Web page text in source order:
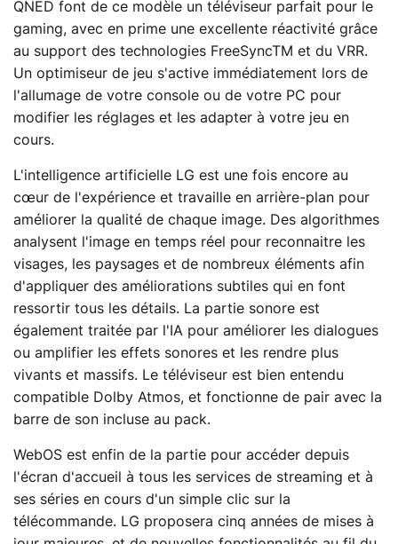
QNED font de ce modèle un téléviseur parfait pour le
gaming, avec en prime une excellente réactivité grâce
au support des technologies FreeSyncTM et du VRR.
Un optimiseur de jeu s'active immédiatement lors de
l'allumage de votre console ou de votre PC pour
modifier les réglages et les adapter à votre jeu en
cours.
L'intelligence artificielle LG est une fois encore au
cœur de l'expérience et travaille en arrière-plan pour
améliorer la qualité de chaque image. Des algorithmes
analysent l'image en temps réel pour reconnaitre les
visages, les paysages et de nombreux éléments afin
d'appliquer des améliorations subtiles qui en font
ressortir tous les détails. La partie sonore est
également traitée par l'IA pour améliorer les dialogues
ou amplifier les effets sonores et les rendre plus
vivants et massifs. Le téléviseur est bien entendu
compatible Dolby Atmos, et fonctionne de pair avec la
barre de son incluse au pack.
WebOS est enfin de la partie pour accéder depuis
l'écran d'accueil à tous les services de streaming et à
ses séries en cours d'un simple clic sur la
télécommande. LG proposera cinq années de mises à